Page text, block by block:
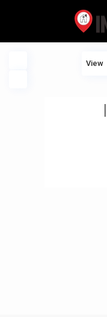
View